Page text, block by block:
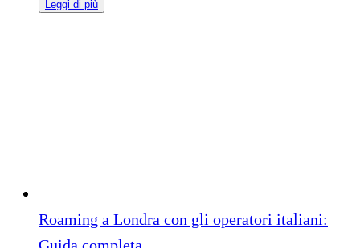
Leggi di più
Roaming a Londra con gli operatori italiani: